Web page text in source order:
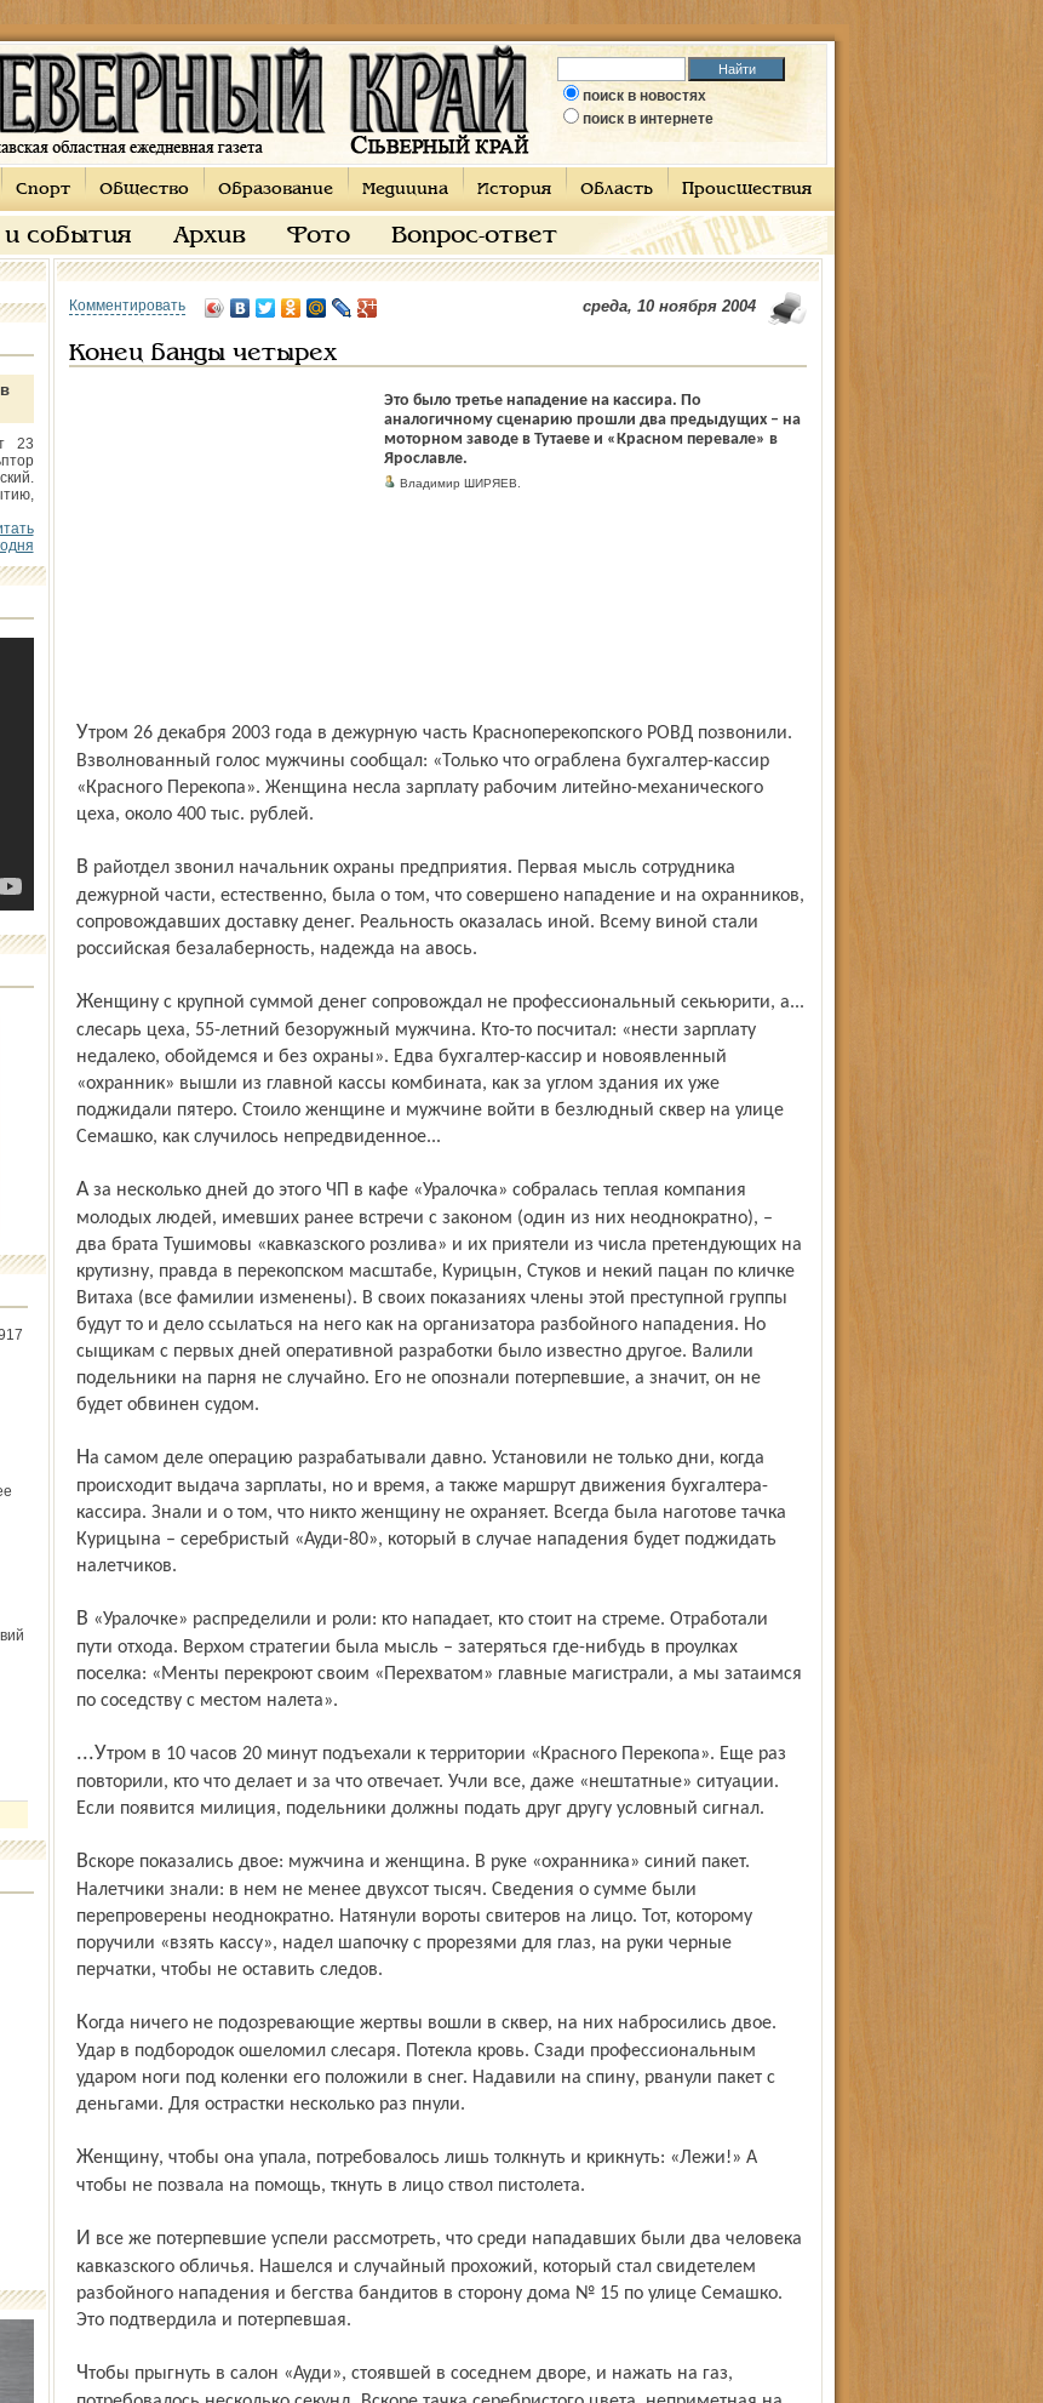
поиск в новостях
поиск в интернете
Спорт Общество Образование Медицина История Область Происшествия
события Архив Фото Вопрос-ответ
23
Комментировать среда, 10 ноября 2004
Конец банды четырех
Это было третье нападение на кассира. По
аналогичному сценарию прошли два предыдущих – на
моторном заводе в Тутаеве и «Красном перевале» в
Ярославле.
Владимир ШИРЯЕВ.
Утром 26 декабря 2003 года в дежурную часть Красноперекопского РОВД позвонили.
Взволнованный голос мужчины сообщал: «Только что ограблена бухгалтер-кассир
«Красного Перекопа». Женщина несла зарплату рабочим литейно-механического
цеха, около 400 тыс. рублей.
В райотдел звонил начальник охраны предприятия. Первая мысль сотрудника
дежурной части, естественно, была о том, что совершено нападение и на охранников,
сопровождавших доставку денег. Реальность оказалась иной. Всему виной стали
российская безалаберность, надежда на авось.
Женщину с крупной суммой денег сопровождал не профессиональный секьюрити, а...
слесарь цеха, 55-летний безоружный мужчина. Кто-то посчитал: «нести зарплату
недалеко, обойдемся и без охраны». Едва бухгалтер-кассир и новоявленный
«охранник» вышли из главной кассы комбината, как за углом здания их уже
поджидали пятеро. Стоило женщине и мужчине войти в безлюдный сквер на улице
Семашко, как случилось непредвиденное...
А за несколько дней до этого ЧП в кафе «Уралочка» собралась теплая компания
молодых людей, имевших ранее встречи с законом (один из них неодно­кратно), –
два брата Тушимовы «кавказского розлива» и их приятели из числа претендующих на
крутизну, правда в перекопском масштабе, Курицын, Стуков и некий пацан по кличке
Витаха (все фамилии изменены). В своих показаниях члены этой преступной группы
будут то и дело ссылаться на него как на организатора разбойного нападения. Но
сыщикам с первых дней оперативной разработки было известно другое. Валили
подельники на парня не случайно. Его не опознали потерпевшие, а значит, он не
будет обвинен судом.
На самом деле операцию разрабатывали давно. Установили не только дни, когда
происходит выдача зарплаты, но и время, а также маршрут движения бухгалтера-
кассира. Знали и о том, что никто женщину не охраняет. Всегда была наготове тачка
Курицына – серебристый «Ауди-80», который в случае нападения будет поджидать
налетчиков.
В «Уралочке» распределили и роли: кто нападает, кто стоит на стреме. Отработали
пути отхода. Верхом стратегии была мысль – затеряться где-нибудь в проулках
поселка: «Менты перекроют своим «Перехватом» главные магистрали, а мы затаимся
по соседству с местом налета».
...Утром в 10 часов 20 минут подъехали к территории «Красного Перекопа». Еще раз
повторили, кто что делает и за что отвечает. Учли все, даже «нештатные» ситуации.
Если появится милиция, подельники должны подать друг другу условный сигнал.
Вскоре показались двое: мужчина и женщина. В руке «охранника» синий пакет.
Налетчики знали: в нем не менее двухсот тысяч. Сведения о сумме были
перепроверены неодно­кратно. Натянули вороты свитеров на лицо. Тот, которому
поручили «взять кассу», надел шапочку с прорезями для глаз, на руки черные
перчатки, чтобы не оставить следов.
Когда ничего не подозревающие жертвы вошли в сквер, на них набросились двое.
Удар в подбородок ошеломил слесаря. Потекла кровь. Сзади профессиональным
ударом ноги под коленки его положили в снег. Надавили на спину, рванули пакет с
деньгами. Для острастки несколько раз пнули.
Женщину, чтобы она упала, потребовалось лишь толкнуть и крикнуть: «Лежи!» А
чтобы не позвала на помощь, ткнуть в лицо ствол пистолета.
И все же потерпевшие успели рассмотреть, что среди нападавших были два человека
кавказ­ского обличья. Нашелся и случайный прохожий, который стал свидетелем
разбойного нападения и бегства бандитов в сторону дома № 15 по улице Семашко.
Это подтвердила и потерпевшая.
Чтобы прыгнуть в салон «Ауди», стоявшей в соседнем дворе, и нажать на газ,